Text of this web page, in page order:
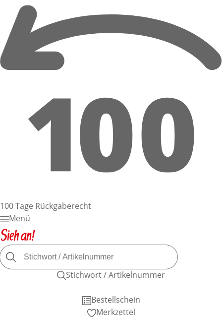
100 Tage Rückgaberecht
Menü
Stichwort / Artikelnummer
Bestellschein
Merkzettel